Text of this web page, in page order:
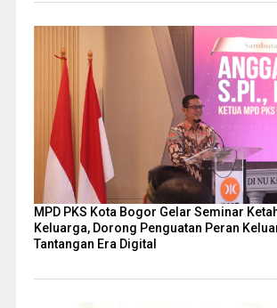
MPD PKS Kota Bogor Gelar Seminar
Keluarga, Dorong Penguatan Peran
Tantangan Era Digital